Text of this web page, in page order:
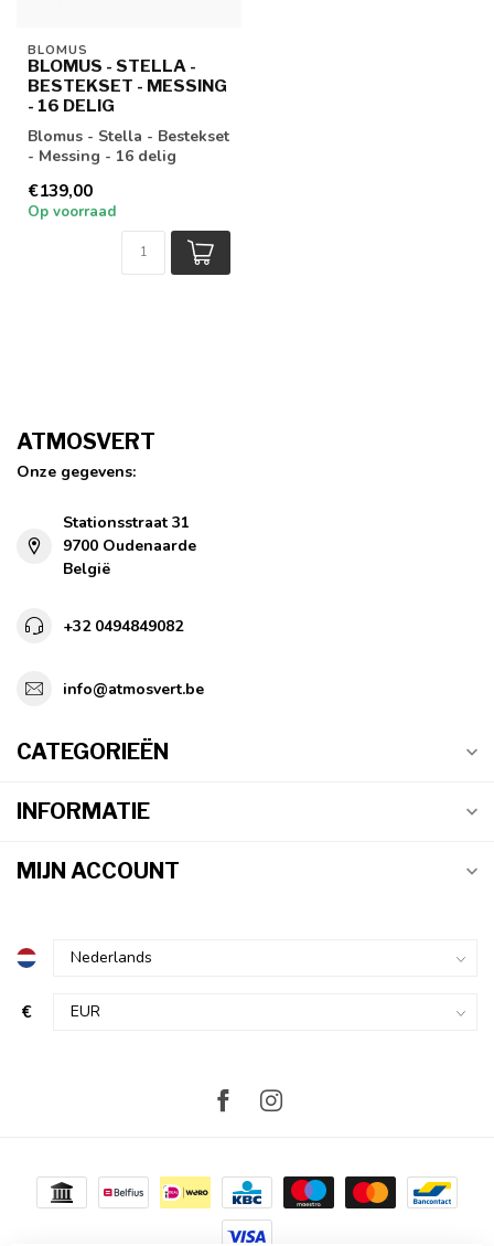
BLOMUS
BLOMUS - STELLA -
BESTEKSET - MESSING
- 16 DELIG
Blomus - Stella - Bestekset
- Messing - 16 delig
€139,00
Op voorraad
ATMOSVERT
Onze gegevens:
Stationsstraat 31
9700 Oudenaarde
België
+32 0494849082
info@atmosvert.be
CATEGORIEËN
INFORMATIE
MIJN ACCOUNT
€